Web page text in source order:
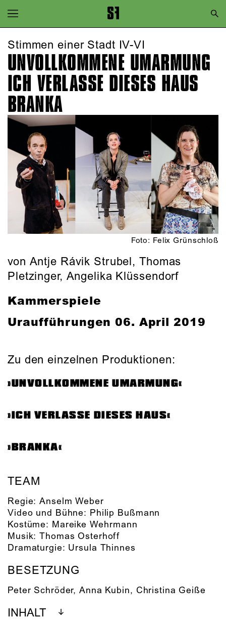
Zur Hauptnavigation springen
Zum Footer springen
Stimmen einer Stadt IV-VI
UNVOLL­KOMMENE UMARMUNG
ICH VERLASSE DIESES HAUS
BRANKA
Foto: Felix Grünschloß
von Antje Rávik Strubel, Thomas
Pletzinger, Angelika Klüssendorf
Kammerspiele
Uraufführungen 06. April 2019
Zu den einzelnen Produktionen:
»UNVOLLKOMMENE UMARMUNG«
»ICH VERLASSE DIESES HAUS«
»BRANKA«
TEAM
Regie:Anselm Weber
Video und Bühne: Philip Bußmann
Kostüme: Mareike Wehrmann
Musik:Thomas Osterhoff
Dramaturgie: Ursula Thinnes
BESETZUNG
Peter Schröder,Anna Kubin, Christina Geiße
INHALT